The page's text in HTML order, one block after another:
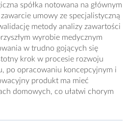
spółka notowana na głównym
zawarcie umowy ze specjalistyczną
metody analizy zawartości
wyrobie medycznym
w trudno gojących się
krok w procesie rozwoju
po opracowaniu koncepcyjnym i
produkt ma mieć
domowych, co ułatwi chorym